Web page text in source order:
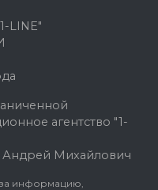
LINE"
агентство "1-
Андрей Михайлович
за информацию,